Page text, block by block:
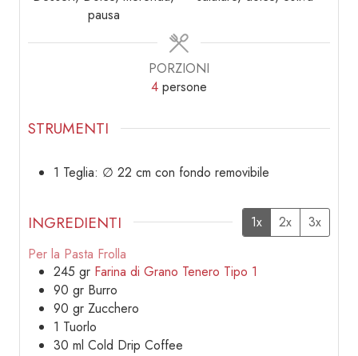
pausa
PORZIONI
4 persone
STRUMENTI
1 Teglia: ∅ 22 cm con fondo removibile
INGREDIENTI 1x 2x
3x
Per la Pasta Frolla
245 gr Farina di Grano Tenero Tipo 1
90 gr Burro
90 gr Zucchero
1 Tuorlo
30 ml Cold Drip Coffee